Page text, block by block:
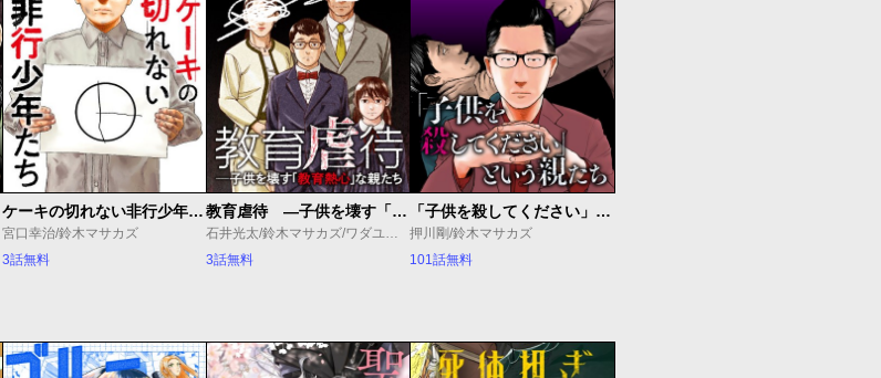
ケーキの切れない非行少年たち
宮口幸治/鈴木マサカズ
3話無料
教育虐待 ―子供を壊す「教育熱心」な親たち
3話無料
「子供を殺してください」という親たち
押川剛/鈴木マサカズ
101話無料